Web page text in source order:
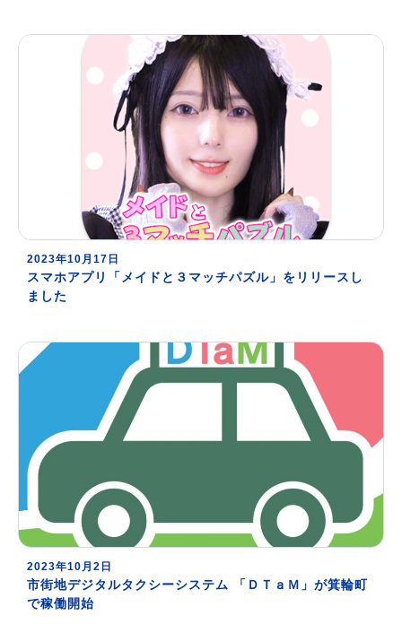
2023年10月17日
スマホアプリ「メイドと３マッチパズル」をリリースし
ました
2023年10月2日
市街地デジタルタクシーシステム 「ＤＴａＭ」が箕輪町
で稼働開始